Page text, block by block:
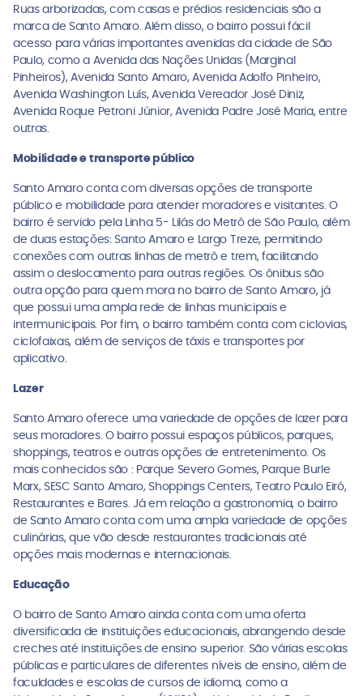
Ruas arborizadas, com casas e prédios residenciais são a
marca de Santo Amaro. Além disso, o bairro possui fácil
acesso para várias importantes avenidas da cidade de São
Paulo, como a Avenida das Nações Unidas (Marginal
Pinheiros), Avenida Santo Amaro, Avenida Adolfo Pinheiro,
Avenida Washington Luís, Avenida Vereador José Diniz,
Avenida Roque Petroni Júnior, Avenida Padre José Maria, entre
outras.
Mobilidade e transporte público
Santo Amaro conta com diversas opções de transporte
público e mobilidade para atender moradores e visitantes. O
bairro é servido pela Linha 5- Lilás do Metrô de São Paulo, além
de duas estações: Santo Amaro e Largo Treze, permitindo
conexões com outras linhas de metrô e trem, facilitando
assim o deslocamento para outras regiões. Os ônibus são
outra opção para quem mora no bairro de Santo Amaro, já
que possui uma ampla rede de linhas municipais e
intermunicipais. Por fim, o bairro também conta com ciclovias,
ciclofaixas, além de serviços de táxis e transportes por
aplicativo.
Lazer
Santo Amaro oferece uma variedade de opções de lazer para
seus moradores. O bairro possui espaços públicos, parques,
shoppings, teatros e outras opções de entretenimento. Os
mais conhecidos são : Parque Severo Gomes, Parque Burle
Marx, SESC Santo Amaro, Shoppings Centers, Teatro Paulo Eiró,
Restaurantes e Bares. Já em relação a gastronomia, o bairro
de Santo Amaro conta com uma ampla variedade de opções
culinárias, que vão desde restaurantes tradicionais até
opções mais modernas e internacionais.
Educação
O bairro de Santo Amaro ainda conta com uma oferta
diversificada de instituições educacionais, abrangendo desde
creches até instituições de ensino superior. São várias escolas
públicas e particulares de diferentes níveis de ensino, além de
faculdades e escolas de cursos de idioma, como a